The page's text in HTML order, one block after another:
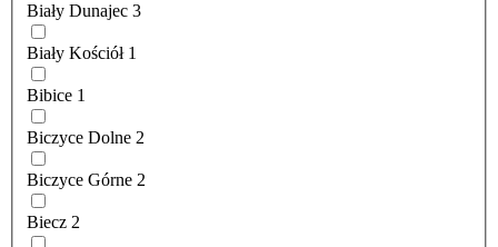
Biały Dunajec 3
Biały Kościół 1
Bibice 1
Biczyce Dolne 2
Biczyce Górne 2
Biecz 2